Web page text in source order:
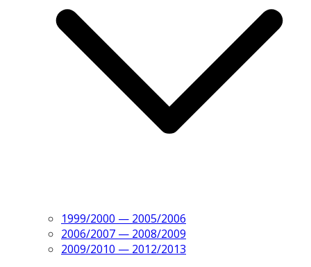
1999/2000 — 2005/2006
2006/2007 — 2008/2009
2009/2010 — 2012/2013